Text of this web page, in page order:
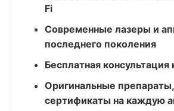
Fi
Современные лазеры и
последнего поколения
Бесплатная консультация
Оригинальные препараты,
сертификаты на каждую